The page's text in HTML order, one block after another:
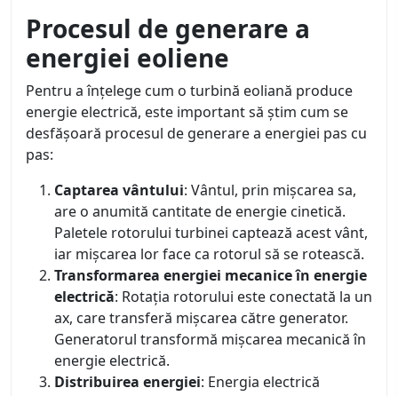
Procesul de generare a
energiei eoliene
Pentru a înțelege cum o turbină eoliană produce
energie electrică, este important să știm cum se
desfășoară procesul de generare a energiei pas cu
pas:
Captarea vântului: Vântul, prin mișcarea sa,
are o anumită cantitate de energie cinetică.
Paletele rotorului turbinei captează acest vânt,
iar mișcarea lor face ca rotorul să se rotească.
Transformarea energiei mecanice în energie
electrică: Rotația rotorului este conectată la un
ax, care transferă mișcarea către generator.
Generatorul transformă mișcarea mecanică în
energie electrică.
Distribuirea energiei: Energia electrică